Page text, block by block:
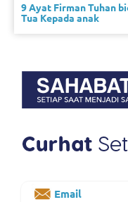
9 Ayat Firman Tuhan
Tua Kepada anak
Email